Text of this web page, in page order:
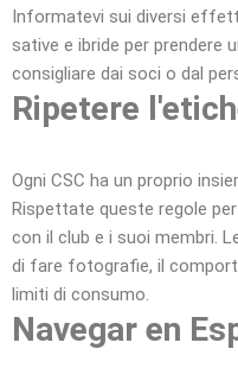
Informatevi sui diversi
sative e ibride per prendere
consigliare dai soci o dal
Ripetere
Ogni CSC ha un proprio
Rispettate queste regole
con il club e i suoi membri.
di fare fotografie, il
limiti di consumo.
Navegar en